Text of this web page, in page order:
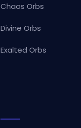
Chaos Orbs
Divine Orbs
Exalted Orbs